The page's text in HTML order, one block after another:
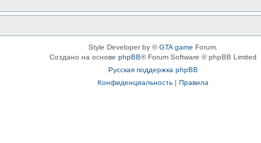
Style Developer by ©GTA game Forum.
Создано на основе phpBB® Forum Software © phpBB Limited
Русская поддержка phpBB
Конфиденциальность| Правила